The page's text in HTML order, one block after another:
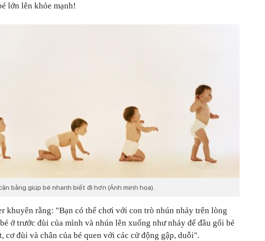
lớn lên khỏe mạnh!
bằng giúp bé nhanh biết đi hơn (Ảnh minh họa).
khuyên rằng: "Bạn có thể chơi với con trò nhún nhảy trên lòng
ở trước đùi của mình và nhún lên xuống như nhảy để đầu gối bé
cơ đùi và chân của bé quen với các cử động gập, duỗi".